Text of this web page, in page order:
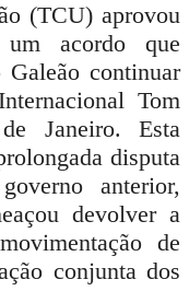
(TCU) aprovou
acordo que
continuar
Tom
Janeiro. Esta
disputa
anterior,
devolver a
de
conjunta dos